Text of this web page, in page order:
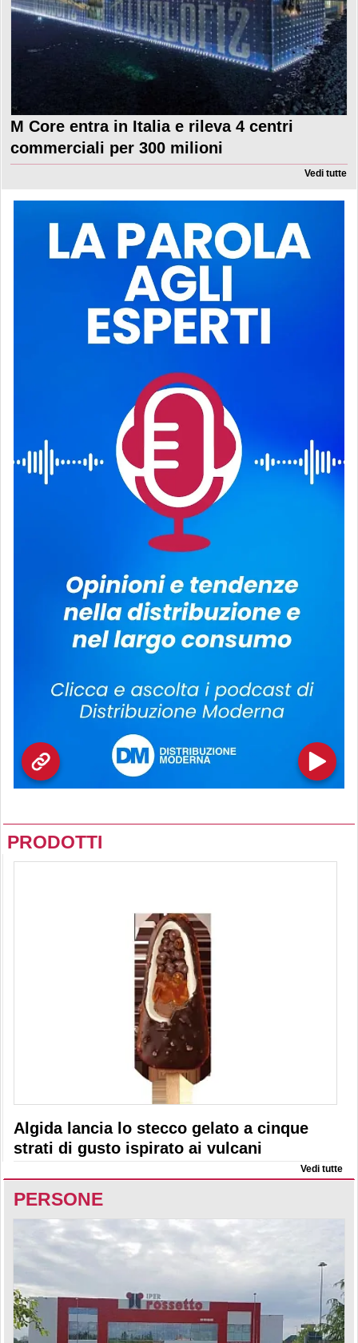
M Core entra in Italia e rileva 4 centri
commerciali per 300 milioni
Vedi tutte
PRODOTTI
Algida lancia lo stecco gelato a cinque
strati di gusto ispirato ai vulcani
Vedi tutte
PERSONE